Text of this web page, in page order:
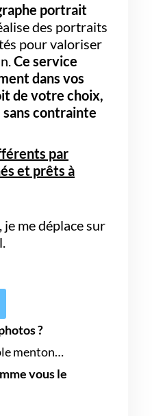
portrait
des portraits
pour valoriser
Ce service
dans vos
de votre choix,
sans contrainte
par
et prêts à
me déplace sur
?
menton…
vous le